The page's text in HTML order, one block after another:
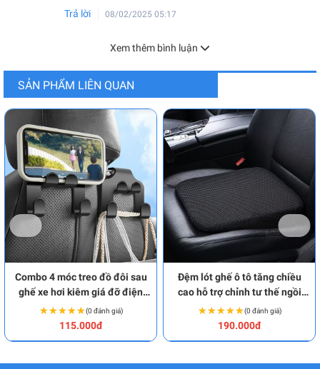
Trả lời 08/02/2025 05:17
Xem thêm bình luận
SẢN PHẨM LIÊN QUAN
Combo 4 móc treo đồ đôi sau
ghế xe hơi kiêm giá đỡ điện
thoại đa năng BA2046
★★★★★
★★★★★(0 đánh giá)
115.000đ
Đệm lót ghế ô tô tăng chiều
cao hỗ trợ chỉnh tư thế ngồi
chuẩn BA2045
★★★★★
★★★★★(0 đánh giá)
190.000đ